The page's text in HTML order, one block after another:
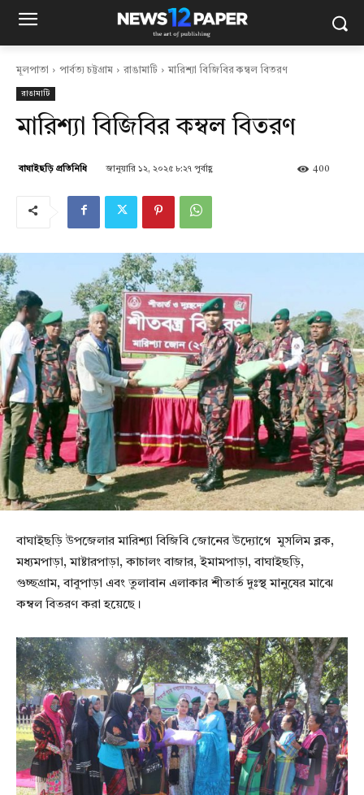
মূলপাতা পার্বত্য চট্টগ্রাম রাঙামাটি মারিশ্যা বিজিবির কম্বল বিতরণ
রাঙামাটি
মারিশ্যা বিজিবির কম্বল বিতরণ
বাঘাইছড়ি প্রতিনিধি জানুয়ারি ১২, ২০২৫ ৮:২৭ পূর্বাহ্ণ 400
বাঘাইছড়ি উপজেলার মারিশ্যা বিজিবি জোনের উদ্যোগে মুসলিম ব্লক,
মধ্যমপাড়া, মাষ্টারপাড়া, কাচালং বাজার, ইমামপাড়া, বাঘাইছড়ি,
গুচ্ছগ্রাম, বাবুপাড়া এবং তুলাবান এলাকার শীতার্ত দুঃস্থ মানুষের মাঝে
কম্বল বিতরণ করা হয়েছে।